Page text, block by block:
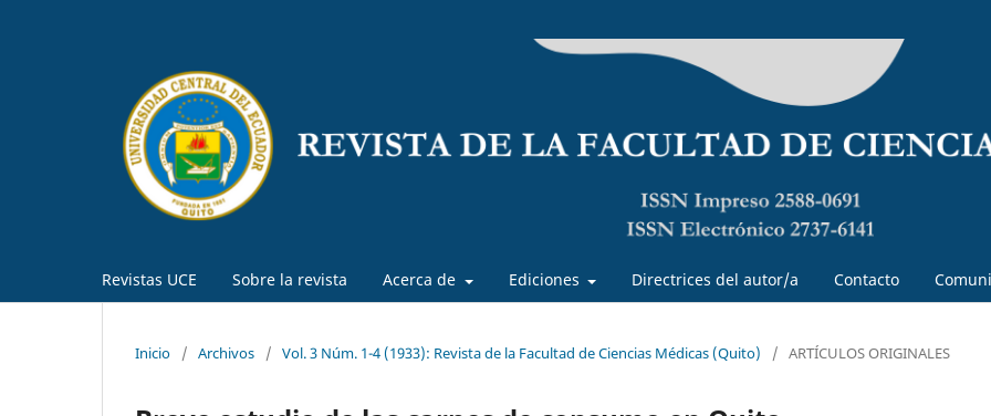
Revistas UCE Sobre la revista Acerca de Ediciones Directrices del autor/a Contacto
Inicio / Archivos / Vol. 3 Núm. 1-4 (1933): Revista de la Facultad de Ciencias Médicas (Quito) / ARTÍCULOS ORIGINALES